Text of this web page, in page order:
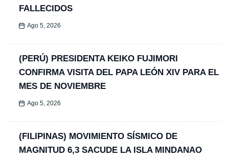
FALLECIDOS
Ago 5, 2026
(PERÚ) PRESIDENTA KEIKO FUJIMORI
CONFIRMA VISITA DEL PAPA LEÓN XIV PARA EL
MES DE NOVIEMBRE
Ago 5, 2026
(FILIPINAS) MOVIMIENTO SÍSMICO DE
MAGNITUD 6,3 SACUDE LA ISLA MINDANAO